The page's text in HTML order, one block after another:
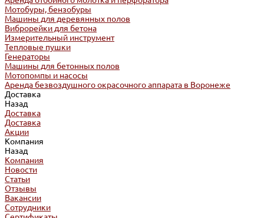
Мотобуры, бензобуры
Машины для деревянных полов
Виброрейки для бетона
Измерительный инструмент
Тепловые пушки
Генераторы
Машины для бетонных полов
Мотопомпы и насосы
Аренда безвоздушного окрасочного аппарата в Воронеже
Доставка
Назад
Доставка
Доставка
Акции
Компания
Назад
Компания
Новости
Статьи
Отзывы
Вакансии
Сотрудники